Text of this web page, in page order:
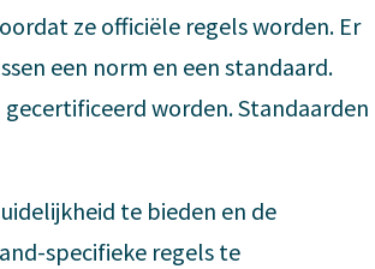
ze officiële regels worden. Er
een norm en een standaard.
worden. Standaarden
te bieden en de
specifieke regels te